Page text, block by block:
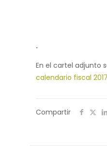
.
En el cartel adjunto
calendario fiscal
Compartir